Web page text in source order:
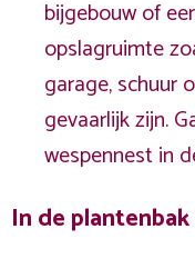
bijgebouw of
opslagruimte
garage, schuur
gevaarlijk zijn.
wespennest in
In de plantenbak